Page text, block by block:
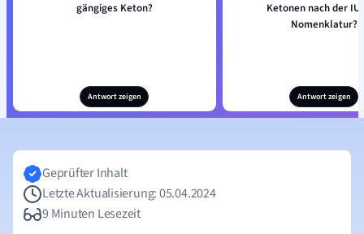
gängiges Keton?
Antwort zeigen
Ketonen nach der
Nomenklatur?
Antwort zeigen
Geprüfter Inhalt
Letzte Aktualisierung: 05.04.2024
9 Minuten Lesezeit